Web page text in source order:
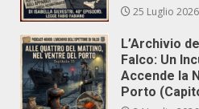
25 Luglio 2026
L’Archivio
Falco: Un
Accende la
Porto